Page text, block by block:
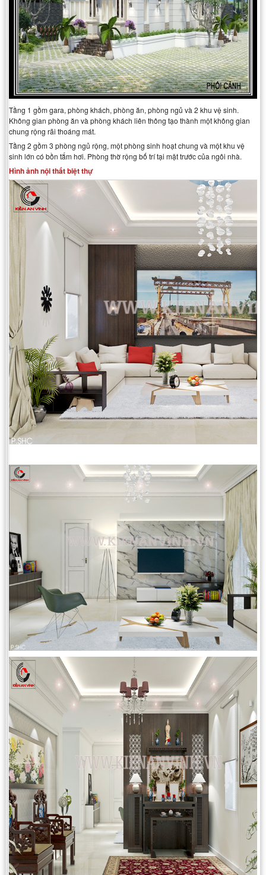
Tầng 1 gồm gara, phòng khách, phòng ăn, phòng ngủ và 2 khu vệ sinh.
Không gian phòng ăn và phòng khách liên thông tạo thành một không gian
chung rộng rãi thoáng mát.
Tầng 2 gồm 3 phòng ngủ rộng, một phòng sinh hoạt chung và một khu vệ
sinh lớn có bồn tắm hơi. Phòng thờ rộng bố trí tại mặt trước của ngôi nhà.
Hình ảnh nội thất biệt thự